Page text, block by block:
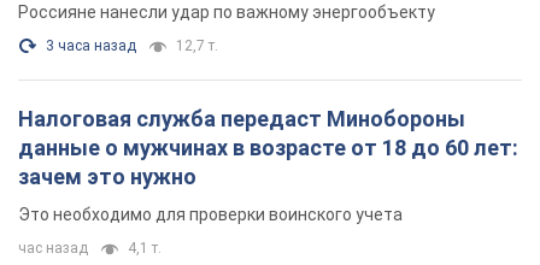
Россияне нанесли удар по важному энергообъекту
3 часа назад 12,7 т.
Налоговая служба передаст Минобороны
данные о мужчинах в возрасте от 18 до 60 лет:
зачем это нужно
Это необходимо для проверки воинского учета
час назад 4,1 т.